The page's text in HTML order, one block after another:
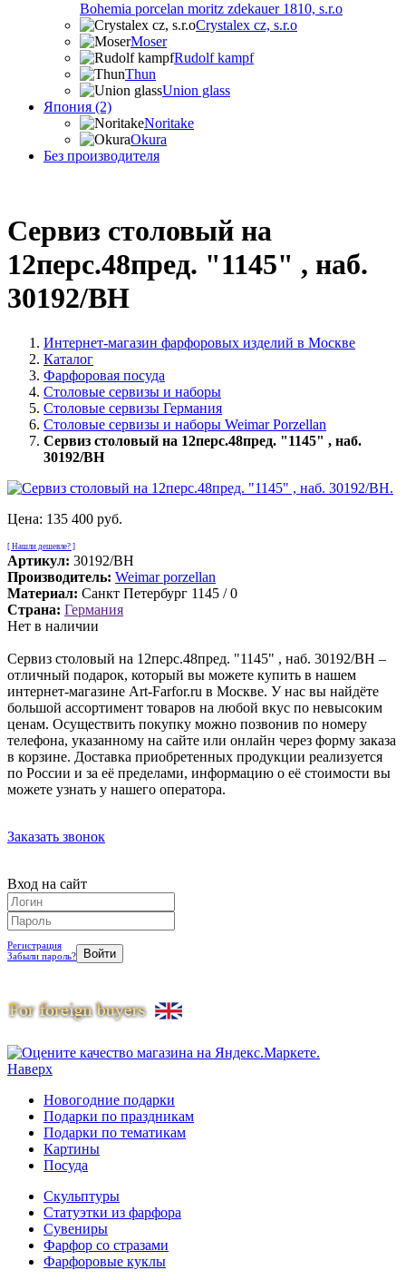
Bohemia porcelan moritz zdekauer 1810, s.r.o
Crystalex cz, s.r.o
Moser
Rudolf kampf
Thun
Union glass
Япония (2)
Noritake
Okura
Без производителя
Сервиз столовый на
12перс.48пред. "1145" , наб.
30192/BH
Интернет-магазин фарфоровых изделий в Москве
Каталог
Фарфоровая посуда
Столовые сервизы и наборы
Столовые сервизы Германия
Столовые сервизы и наборы Weimar Porzellan
Сервиз столовый на 12перс.48пред. "1145" , наб.
30192/BH
Цена: 135 400 руб.
[ Нашли дешевле? ]
Артикул: 30192/BH
Производитель: Weimar porzellan
Материал: Санкт Петербург 1145 / 0
Страна: Германия
Нет в наличии
Сервиз столовый на 12перс.48пред. "1145" , наб. 30192/BH –
отличный подарок, который вы можете купить в нашем
интернет-магазине Art-Farfor.ru в Москве. У нас вы найдёте
большой ассортимент товаров на любой вкус по невысоким
ценам. Осуществить покупку можно позвонив по номеру
телефона, указанному на сайте или онлайн через форму заказа
в корзине. Доставка приобретенных продукции реализуется
по России и за её пределами, информацию о её стоимости вы
можете узнать у нашего оператора.
Заказать звонок
Вход на сайт
Регистрация
Забыли пароль?
Наверх
Новогодние подарки
Подарки по праздникам
Подарки по тематикам
Картины
Посуда
Скульптуры
Статуэтки из фарфора
Сувениры
Фарфор со стразами
Фарфоровые куклы